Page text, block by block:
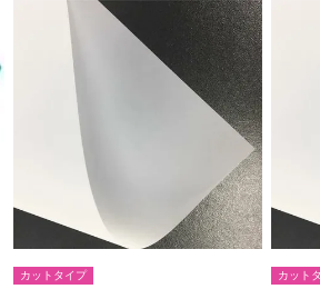
カットタイプ カット